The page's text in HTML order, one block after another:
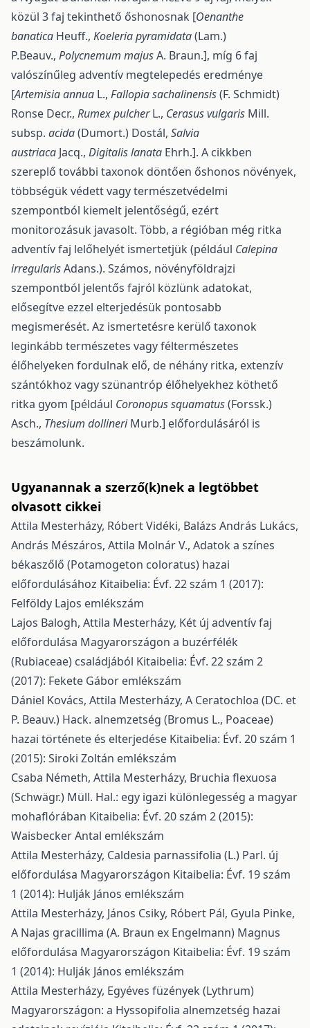
közül 3 faj tekinthető őshonosnak [Oenanthe
banatica Heuff., Koeleria pyramidata(Lam.)
P.Beauv., Polycnemum majusA. Braun.], míg 6 faj
valószínűleg adventív megtelepedés eredménye
[Artemisia annua L., Fallopia sachalinensis(F. Schmidt)
Ronse Decr., Rumex pulcherL., Cerasus vulgaris Mill.
subsp. acida(Dumort.) Dostál, Salvia
austriaca Jacq., Digitalis lanata Ehrh.]. A cikkben
szereplő további taxonok döntően őshonos növények,
többségük védett vagy természetvédelmi
szempontból kiemelt jelentőségű, ezért
monitorozásuk javasolt. Több, a régióban még ritka
adventív faj lelőhelyét ismertetjük (például Calepina
irregularisAdans.). Számos, növényföldrajzi
szempontból jelentős fajról közlünk adatokat,
elősegítve ezzel elterjedésük pontosabb
megismerését. Az ismertetésre kerülő taxonok
leginkább természetes vagy féltermészetes
élőhelyeken fordulnak elő, de néhány ritka, extenzív
szántókhoz vagy szünantróp élőhelyekhez köthető
ritka gyom [például Coronopus squamatus(Forssk.)
Asch., Thesium dollineriMurb.] előfordulásáról is
beszámolunk.
Ugyanannak a szerző(k)nek a legtöbbet
olvasott cikkei
Attila Mesterházy, Róbert Vidéki, Balázs András Lukács,
András Mészáros, Attila Molnár V., Adatok a színes
békaszőlő (Potamogeton coloratus) hazai
előfordulásához Kitaibelia: Évf. 22 szám 1 (2017):
Felföldy Lajos emlékszám
Lajos Balogh, Attila Mesterházy, Két új adventív faj
előfordulása Magyarországon a buzérfélék
(Rubiaceae) családjából Kitaibelia: Évf. 22 szám 2
(2017): Fekete Gábor emlékszám
Dániel Kovács, Attila Mesterházy, A Ceratochloa (DC. et
P. Beauv.) Hack. alnemzetség (Bromus L., Poaceae)
hazai története és elterjedése Kitaibelia: Évf. 20 szám 1
(2015): Siroki Zoltán emlékszám
Csaba Németh, Attila Mesterházy, Bruchia flexuosa
(Schwägr.) Müll. Hal.: egy igazi különlegesség a magyar
mohaflórában Kitaibelia: Évf. 20 szám 2 (2015):
Waisbecker Antal emlékszám
Attila Mesterházy, Caldesia parnassifolia (L.) Parl. új
előfordulása Magyarországon Kitaibelia: Évf. 19 szám
1 (2014): Hulják János emlékszám
Attila Mesterházy, János Csiky, Róbert Pál, Gyula Pinke,
A Najas gracillima (A. Braun ex Engelmann) Magnus
előfordulása Magyarországon Kitaibelia: Évf. 19 szám
1 (2014): Hulják János emlékszám
Attila Mesterházy, Egyéves füzények (Lythrum)
Magyarországon: a Hyssopifolia alnemzetség hazai